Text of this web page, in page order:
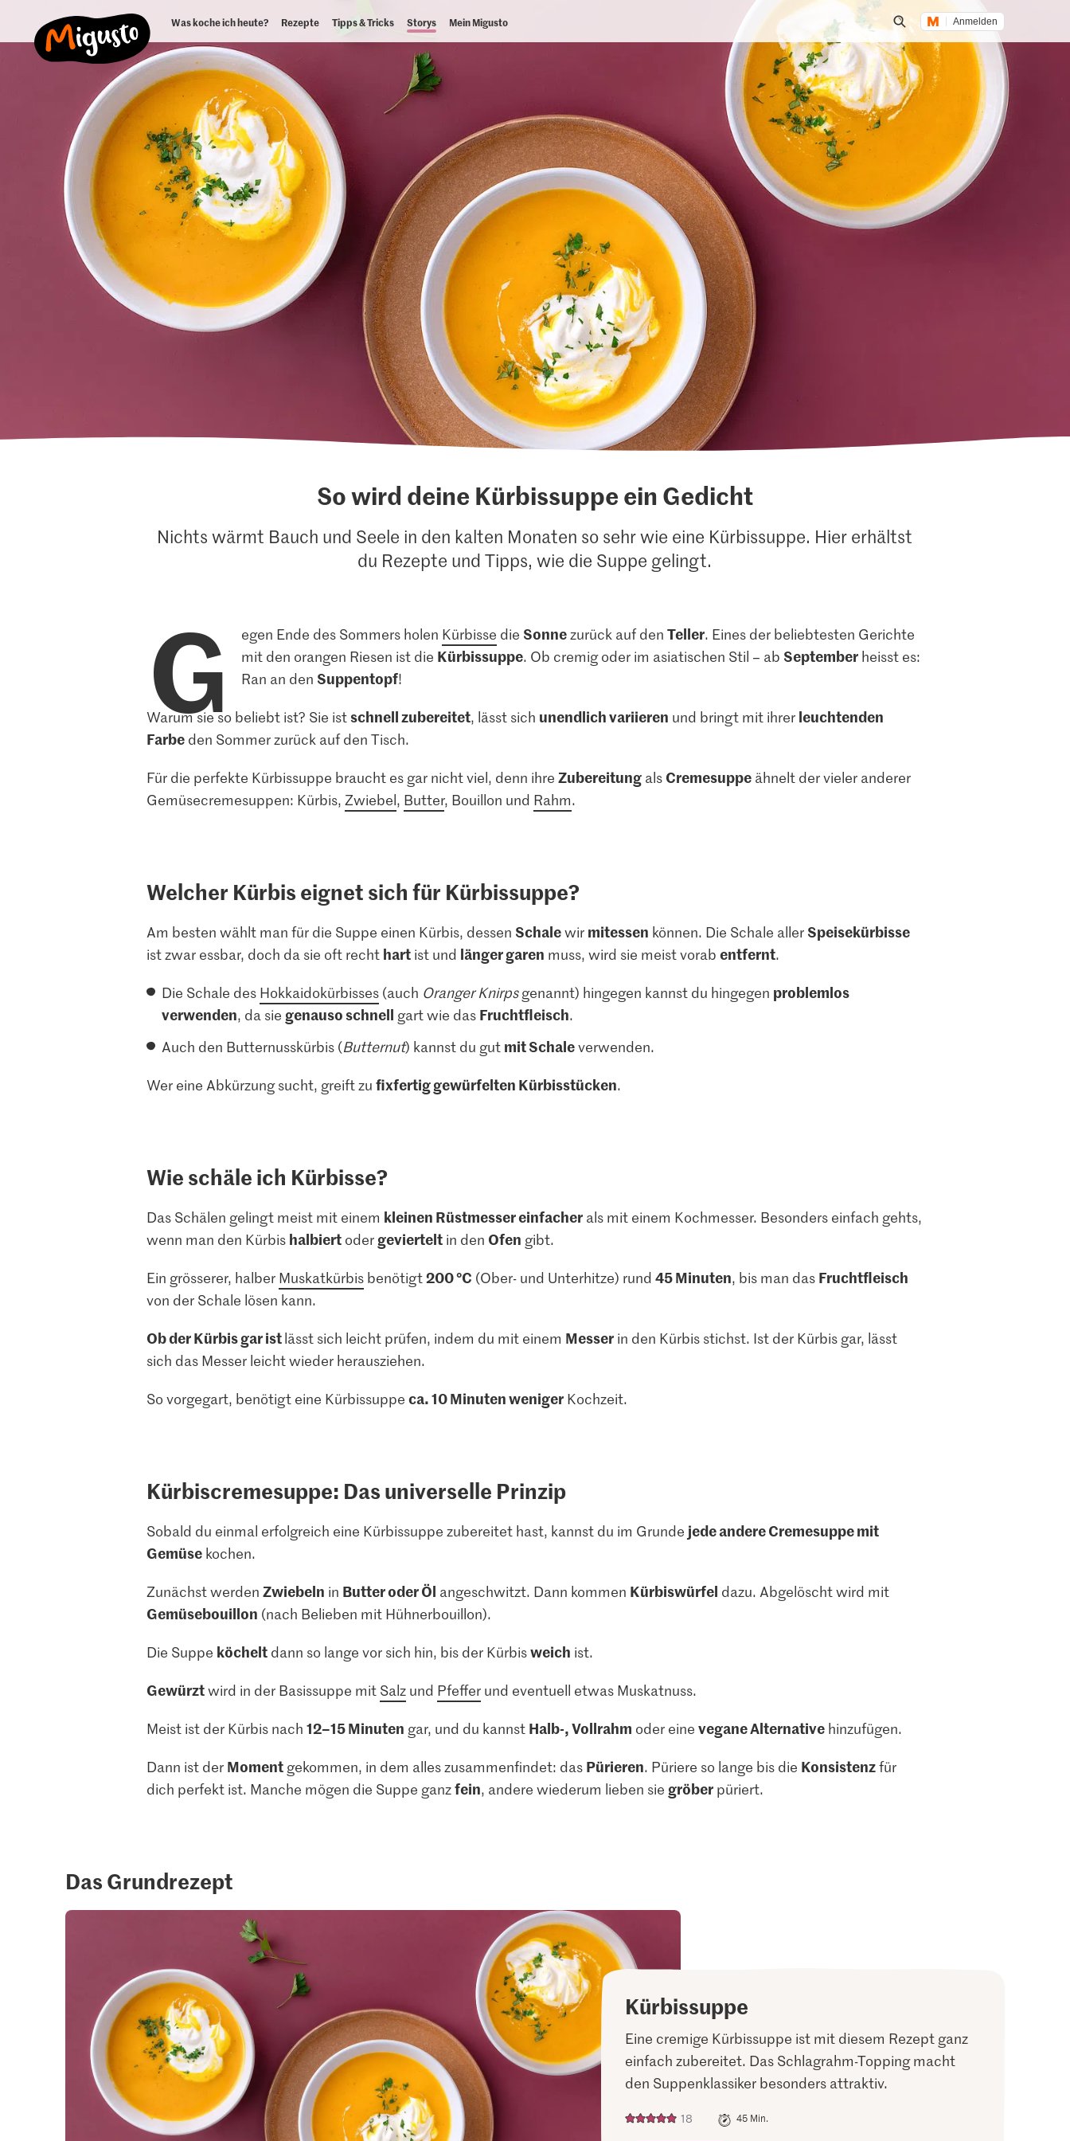
Was koche ich heute? Rezepte Tipps & Tricks Storys Mein Migusto
Suche öffnen
Anmelden
So wird deine Kürbissuppe ein Gedicht
Nichts wärmt Bauch und Seele in den kalten Monaten so sehr wie eine Kürbissuppe. Hier erhältst
du Rezepte und Tipps, wie die Suppe gelingt.
G egen Ende des Sommers holen Kürbisse die Sonnezurück auf den Teller. Eines der beliebtesten Gerichte
mit den orangen Riesen ist die Kürbissuppe. Ob cremig oder im asiatischen Stil – ab Septemberheisst es:
Ran an den Suppentopf!
Warum sie so beliebt ist? Sie ist schnell zubereitet, lässt sich unendlich variieren und bringt mit ihrer leuchtenden
Farbeden Sommer zurück auf den Tisch.
Für die perfekte Kürbissuppe braucht es gar nicht viel, denn ihre Zubereitungals Cremesuppeähnelt der vieler anderer
Gemüsecremesuppen: Kürbis, Zwiebel, Butter, Bouillon und Rahm.
Welcher Kürbis eignet sich für Kürbissuppe?
Am besten wählt man für die Suppe einen Kürbis, dessen Schalewir mitessen können. Die Schale aller Speisekürbisse
ist zwar essbar, doch da sie oft recht hartist und länger garen muss, wird sie meist vorab entfernt.
Die Schale des Hokkaidokürbisses(auch Oranger Knirpsgenannt) hingegen kannst du hingegen problemlos
verwenden, da sie genauso schnell gart wie das Fruchtfleisch.
Auch den Butternusskürbis (Butternut) kannst du gut mit Schaleverwenden.
Wer eine Abkürzung sucht, greift zu fixfertig gewürfelten Kürbisstücken.
Wie schäle ich Kürbisse?
Das Schälen gelingt meist mit einem kleinen Rüstmesser einfacherals mit einem Kochmesser. Besonders einfach gehts,
wenn man den Kürbis halbiertoder gevierteltin den Ofen gibt.
Ein grösserer, halber Muskatkürbisbenötigt200 °C (Ober- und Unterhitze) rund 45 Minuten, bis man das Fruchtfleisch
von der Schale lösen kann.
Ob der Kürbis gar istlässt sich leicht prüfen, indem du mit einem Messerin den Kürbis stichst. Ist der Kürbis gar, lässt
sich das Messer leicht wieder herausziehen.
So vorgegart, benötigt eine Kürbissuppe ca. 10 Minuten wenigerKochzeit.
Kürbiscremesuppe: Das universelle Prinzip
Sobald du einmal erfolgreich eine Kürbissuppe zubereitet hast, kannst du im Grunde jede andere Cremesuppe mit
Gemüsekochen.
Zunächst werden Zwiebeln in Butter oder Öl angeschwitzt. Dann kommen Kürbiswürfel dazu. Abgelöscht wird mit
Gemüsebouillon (nach Belieben mit Hühnerbouillon).
Die Suppe köcheltdann so lange vor sich hin, bis der Kürbisweich ist.
Gewürztwird in der Basissuppe mit Salzund Pfefferund eventuell etwas Muskatnuss.
Meist ist der Kürbis nach 12–15 Minuten gar, und du kannst Halb-, Vollrahm oder eine vegane Alternativehinzufügen.
Dann ist der Momentgekommen, in dem alles zusammenfindet: das Pürieren. Püriere so lange bis die Konsistenzfür
dich perfekt ist. Manche mögen die Suppe ganzfein, andere wiederum lieben sie gröberpüriert.
Das Grundrezept
Kürbissuppe
Eine cremige Kürbissuppe ist mit diesem Rezept ganz
einfach zubereitet. Das Schlagrahm-Topping macht
den Suppenklassiker besonders attraktiv.
18 45 Min.